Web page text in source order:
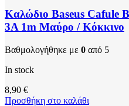
Καλώδιο Baseus Cafule
3A 1m Μαύρο / Κόκκινο
Βαθμολογήθηκε με 0 από 5
In stock
8,90 €
Προσθήκη στο καλάθι